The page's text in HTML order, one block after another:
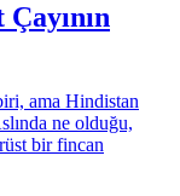
ama Hindistan
ne olduğu,
bir fincan